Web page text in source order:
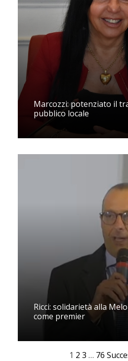
Marcozzi: potenziato il
pubblico locale
Ricci: solidarietà alla
come premier
1 2 3 … 76